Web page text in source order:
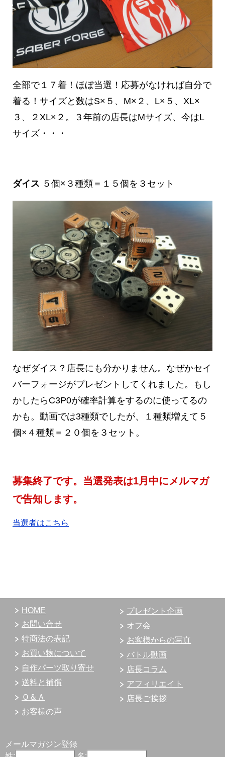
全部で１７着！ほぼ当選！応募がなければ自分で
着る！サイズと数はS×５、M×２、L×５、XL×
３、２XL×２。３年前の店長はMサイズ、今はL
サイズ・・・
ダイス ５個×３種類＝１５個を３セット
なぜダイス？店長にも分かりません。なぜかセイ
バーフォージがプレゼントしてくれました。もし
かしたらC3P0が確率計算をするのに使ってるの
かも。動画では3種類でしたが、１種類増えて５
個×４種類＝２０個を３セット。
募集終了です。当選発表は1月中にメルマガ
で告知します。
当選者はこちら
HOME
お問い合せ
特商法の表記
お買い物について
自作パーツ取り寄せ
送料と補償
Ｑ＆Ａ
お客様の声
プレゼント企画
オフ会
お客様からの写真
バトル動画
店長コラム
アフィリエイト
店長ご挨拶
メールマガジン登録